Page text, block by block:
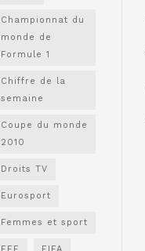
Championnat du
monde de
Formule 1
Chiffre de la
semaine
Coupe du monde
2010
Droits TV
Eurosport
Femmes et sport